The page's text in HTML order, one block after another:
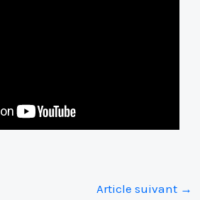
Article suivant →